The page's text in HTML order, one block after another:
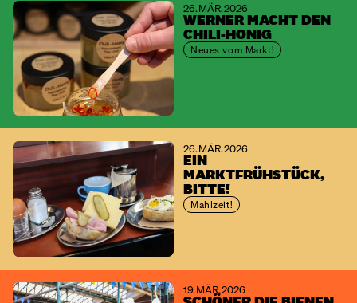
26. MÄR. 2026
WERNER MACHT DEN
CHILI-HONIG
Neues vom Markt!
26. MÄR. 2026
EIN
MARKTFRÜHSTÜCK,
BITTE!
Mahlzeit!
19. MÄR. 2026